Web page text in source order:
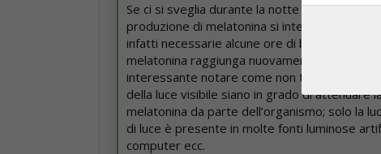
Se ci si sveglia durante la notte e si accende
produzione di melatonina si interrompe
infatti necessarie alcune ore di buio perché la
melatonina raggiunga nuovamente il suo
interessante notare come non tutte le
della luce visibile siano in grado di attenuare
melatonina da parte dell’organismo; solo la
di luce è presente in molte fonti luminose
computer ecc.